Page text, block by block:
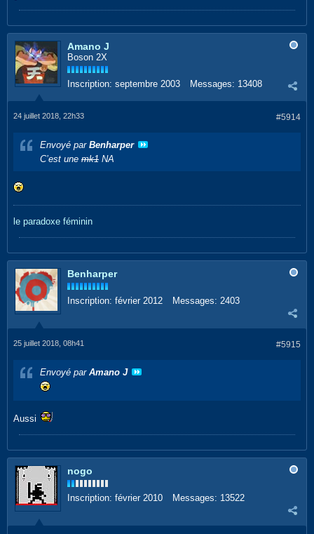
Amano J
Boson 2X
Inscription: septembre 2003 Messages: 13408
#5914
24 juillet 2018, 22h33
Envoyé par Benharper
C’est une mk1 NA
le paradoxe féminin
Benharper
Inscription: février 2012 Messages: 2403
#5915
25 juillet 2018, 08h41
Envoyé par Amano J
Aussi
nogo
Inscription: février 2010 Messages: 13522